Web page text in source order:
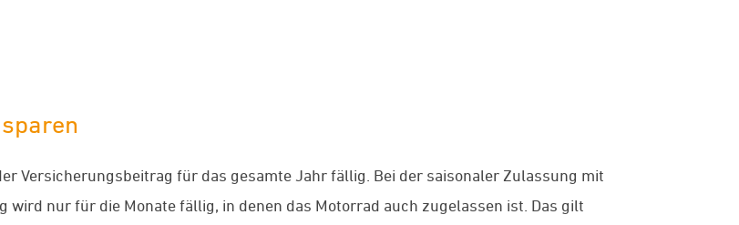
Versicherungsbeitrag für das gesamte Jahr fällig. Bei der saisonaler Zulassung mit
wird nur für die Monate fällig, in denen das Motorrad auch zugelassen ist. Das gilt